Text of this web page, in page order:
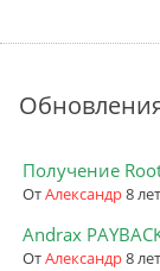
Получение
ОтАлександр8
Andrax
ОтАлександр8